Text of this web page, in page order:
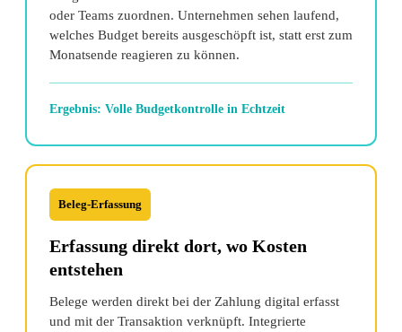
oder Teams zuordnen. Unternehmen sehen laufend,
welches Budget bereits ausgeschöpft ist, statt erst zum
Monatsende reagieren zu können.
Ergebnis: Volle Budgetkontrolle in Echtzeit
Beleg-Erfassung
Erfassung direkt dort, wo Kosten
entstehen
Belege werden direkt bei der Zahlung digital erfasst
und mit der Transaktion verknüpft. Integrierte